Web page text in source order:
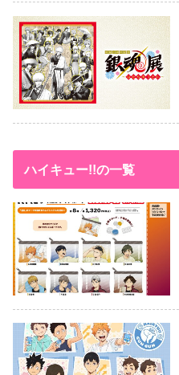
ハイキュー!!の一覧